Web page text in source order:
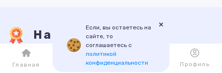
Наши услуги
ПРОДАЖА НОВОСТРОЙКИ ИПОТЕКА
Если, вы остаетесь на
сайте, то
соглашаетесь с
политикой
конфиденциальности
×
Главная Каталог Избранное Профиль